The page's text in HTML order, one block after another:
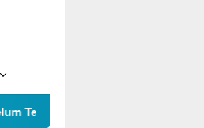
Titik Terang, Tokoh Pemuda